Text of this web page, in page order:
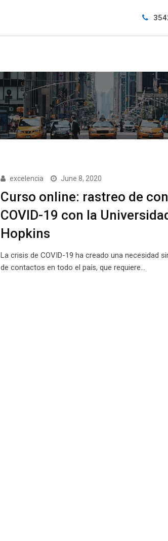
excelencia June 8, 2020
Curso online: rastreo de
COVID-19 con la
Hopkins
La crisis de COVID-19 ha creado una necesidad
de contactos en todo el país, que requiere…